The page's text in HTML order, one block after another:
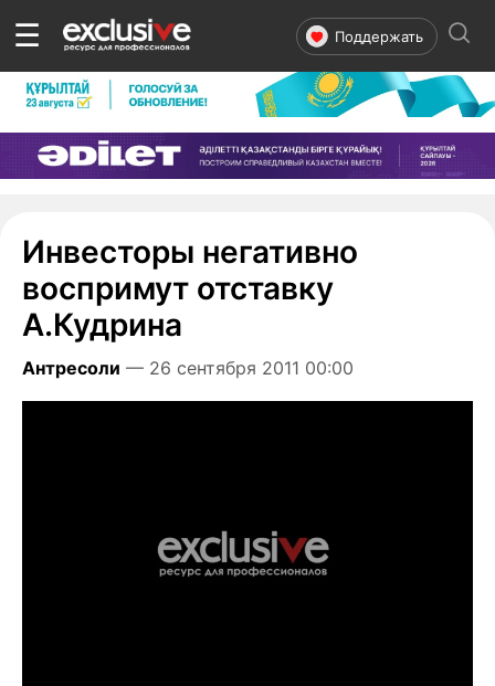
☰ Поддержать
Инвесторы негативно
воспримут отставку
А.Кудрина
Антресоли — 26 сентября 2011 00:00